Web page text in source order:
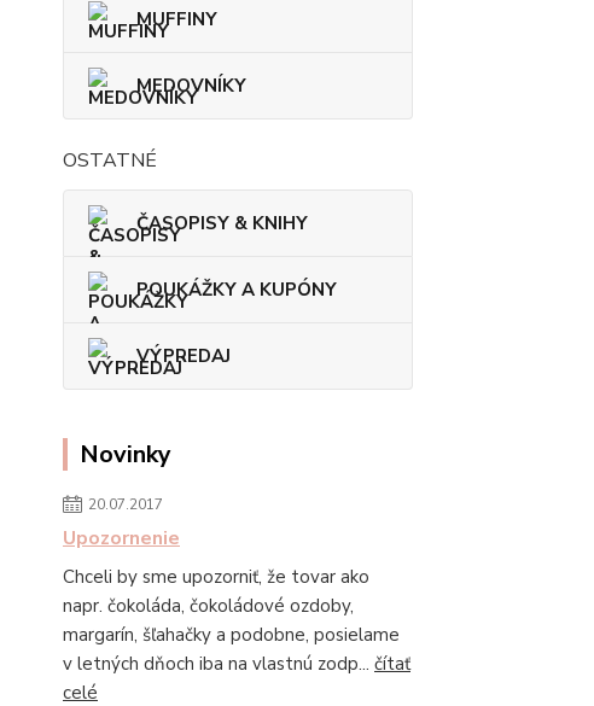
MUFFINY
MEDOVNÍKY
OSTATNÉ
ČASOPISY & KNIHY
POUKÁŽKY A KUPÓNY
VÝPREDAJ
Novinky
20.07.2017
Upozornenie
Chceli by sme upozorniť, že tovar ako
napr. čokoláda, čokoládové ozdoby,
margarín, šľahačky a podobne, posielame
v letných dňoch iba na vlastnú zodp... čítať
celé